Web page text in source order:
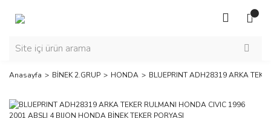
Anasayfa BİNEK 2.GRUP HONDA BLUEPRINT ADH28319 ARKA